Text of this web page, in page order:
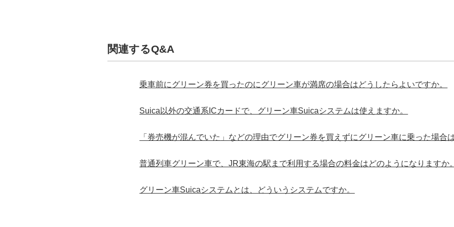
関連するQ&A
乗車前にグリーン券を買ったのにグリーン車が満席の場合はどうしたらよいですか。
Suica以外の交通系ICカードで、グリーン車Suicaシステムは使えますか。
「券売機が混んでいた」などの理由でグリーン券を買えずにグリーン車に乗った場合
普通列車グリーン車で、JR東海の駅まで利用する場合の料金はどのようになりますか。
グリーン車Suicaシステムとは、どういうシステムですか。